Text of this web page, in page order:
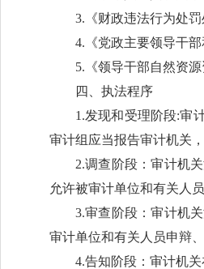
3.《财政违法行为处罚
4.《党政主要领导干
5.《领导干部自然资
四、执法程序
1.发现和受理阶段:审
审计组应当报告审计机关
2.调查阶段：审计机
允许被审计单位和有关人
3.审查阶段：审计机
审计单位和有关人员申辩
4.告知阶段：审计机